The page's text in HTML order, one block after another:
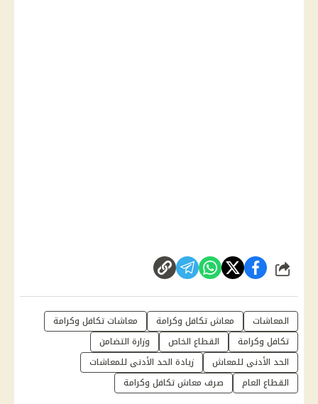
شارك
المعاشات معاش تكافل وكرامة
معاشات تكافل وكرامة
تكافل وكرامة
القطاع الخاص
وزارة التضامن
الحد الأدنى للمعاش
زيادة الحد الأدنى للمعاشات
القطاع العام
صرف معاش تكافل وكرامة